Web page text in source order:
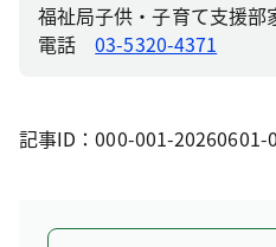
福祉局子供・子育て支援部
電話03-5320-4371
記事ID：000-001-20260601-